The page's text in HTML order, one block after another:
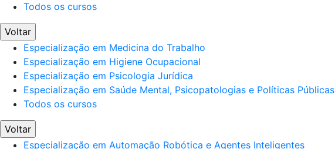
Todos os cursos
Voltar
Especialização em Medicina do Trabalho
Especialização em Higiene Ocupacional
Especialização em Psicologia Jurídica
Especialização em Saúde Mental, Psicopatologias e Políticas Públicas
Todos os cursos
Voltar
Especialização em Automação Robótica e Agentes Inteligentes